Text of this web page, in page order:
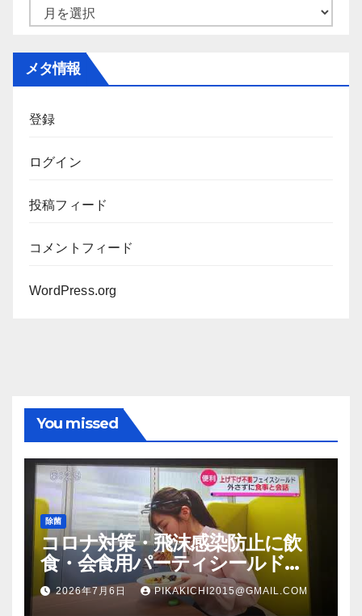
メタ情報
登録
ログイン
投稿フィード
コメントフィード
WordPress.org
You missed
除菌
コロナ対策・飛沫感染防止に飲
食・会食用パーティシールド
（マスク会食代替品）ＦＢＣ福井
放送のＴＶ番組での紹介映像
2026年7月6日 PIKAKICHI2015@GMAIL.COM